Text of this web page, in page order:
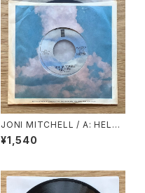
JONI MITCHELL / A: HELP
ME / B: JUST LIKE THIS TR
AIN
¥1,540